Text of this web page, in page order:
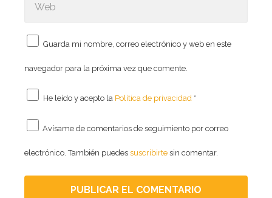
Guarda mi nombre, correo electrónico y web en este
navegador para la próxima vez que comente.
He leído y acepto la Política de privacidad *
Avísame de comentarios de seguimiento por correo
electrónico. También puedes suscribirte sin comentar.